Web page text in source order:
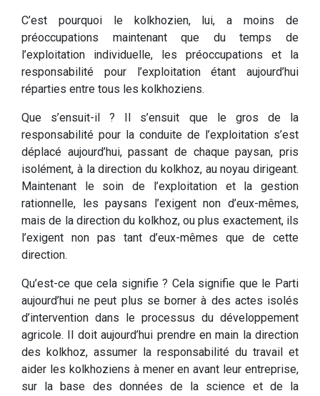
C’est pourquoi le kolkhozien, lui, a moins de
préoccupations maintenant que du temps de
l’exploitation individuelle, les préoccupations et la
responsabilité pour l’exploitation étant aujourd’hui
réparties entre tous les kolkhoziens.
Que s’ensuit-il ? Il s’ensuit que le gros de la
responsabilité pour la conduite de l’exploitation s’est
déplacé aujourd’hui, passant de chaque paysan, pris
isolément, à la direction du kolkhoz, au noyau dirigeant.
Maintenant le soin de l’exploitation et la gestion
rationnelle, les paysans l’exigent non d’eux-mêmes,
mais de la direction du kolkhoz, ou plus exactement, ils
l’exigent non pas tant d’eux-mêmes que de cette
direction.
Qu’est-ce que cela signifie ? Cela signifie que le Parti
aujourd’hui ne peut plus se borner à des actes isolés
d’intervention dans le processus du développement
agricole. Il doit aujourd’hui prendre en main la direction
des kolkhoz, assumer la responsabilité du travail et
aider les kolkhoziens à mener en avant leur entreprise,
sur la base des données de la science et de la